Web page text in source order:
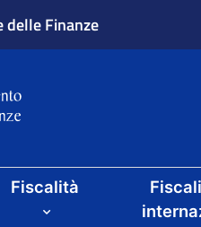
delle Finanze
Finanze
Fiscalità